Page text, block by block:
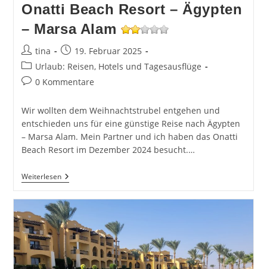
Onatti Beach Resort – Ägypten
– Marsa Alam
Beitrags-
Autor:
tina
Beitrag
veröffentlicht:
19. Februar 2025
Beitrags-
Kategorie:
Urlaub: Reisen, Hotels und Tagesausflüge
Beitrags-
0 Kommentare
Wir wollten dem Weihnachtstrubel entgehen und
entschieden uns für eine günstige Reise nach Ägypten
– Marsa Alam. Mein Partner und ich haben das Onatti
Beach Resort im Dezember 2024 besucht.…
WeiterlesenOnatti
Beach
–
Ägypten
–
Marsa
Alam